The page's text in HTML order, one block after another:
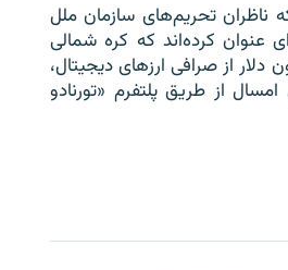
ناظران تحریم‌های سازمان ملل
عنوان کرده‌اند که کره شمالی
۱۴۷.۵ میلیون دلار از صرافی ارزهای دیجیتال،
از طریق پلتفرم «تورنادو